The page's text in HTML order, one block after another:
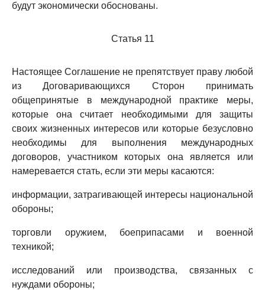
будут экономически обоснованы.
Статья 11
Настоящее Соглашение не препятствует праву любой
из Договаривающихся Сторон принимать
общепринятые в международной практике меры,
которые она считает необходимыми для защиты
своих жизненных интересов или которые безусловно
необходимы для выполнения международных
договоров, участником которых она является или
намеревается стать, если эти меры касаются:
информации, затрагивающей интересы национальной
обороны;
торговли оружием, боеприпасами и военной
техникой;
исследований или производства, связанных с
нуждами обороны;